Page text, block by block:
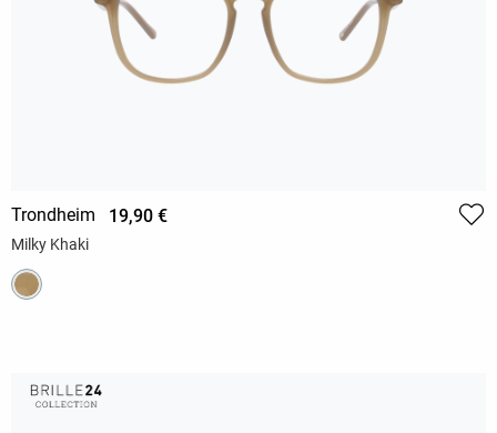
Trondheim 19,90 €
Milky Khaki